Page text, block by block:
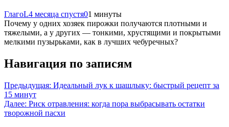
ГлагоL4 месяца спустя01 минуты
Почему у одних хозяек пирожки получаются плотными и
тяжелыми, а у других — тонкими, хрустящими и покрытыми
мелкими пузырьками, как в лучших чебуречных?
Навигация по записям
Предыдущая: Идеальный лук к шашлыку: быстрый рецепт за
15 минут
Далее: Риск отравления: когда пора выбрасывать остатки
творожной пасхи